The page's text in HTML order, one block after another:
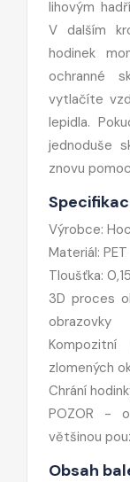
lihovým
V dalším
hodinek
ochranné
vytlačíte
lepidla.
jednoduše
znovu
Výrobce:
Materiál:
Tloušťka:
3D proces
obrazovky
zlomených
Chrání
POZOR -
většinou
Obsah